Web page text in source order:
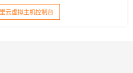
云虚拟主机控制台